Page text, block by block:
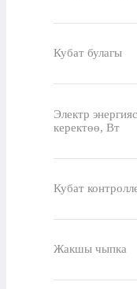
Кубат булагы
Электр
керектөө, Вт
Кубат
Жакшы чыпка